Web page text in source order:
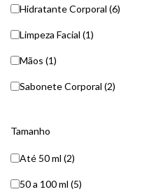
Hidratante Corporal (6)
Limpeza Facial (1)
Mãos (1)
Sabonete Corporal (2)
Tamanho
Até 50 ml (2)
50 a 100 ml (5)